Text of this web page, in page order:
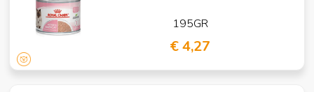
195GR
€ 4,27